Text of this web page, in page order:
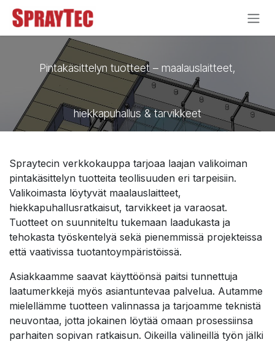
Siirry sisältöön
Pintakäsittelyn tuotteet – maalauslaitteet,
hiekkapuhallus & tarvikkeet
Spraytecin verkkokauppa tarjoaa laajan valikoiman
pintakäsittelyn tuotteita teollisuuden eri tarpeisiin.
Valikoimasta löytyvät maalauslaitteet,
hiekkapuhallusratkaisut, tarvikkeet ja varaosat.
Tuotteet on suunniteltu tukemaan laadukasta ja
tehokasta työskentelyä sekä pienemmissä projekteissa
että vaativissa tuotantoympäristöissä.
Asiakkaamme saavat käyttöönsä paitsi tunnettuja
laatumerkkejä myös asiantuntevaa palvelua. Autamme
mielellämme tuotteen valinnassa ja tarjoamme teknistä
neuvontaa, jotta jokainen löytää omaan prosessiinsa
parhaiten sopivan ratkaisun. Oikeilla välineillä työn jälki